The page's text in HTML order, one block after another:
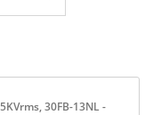
30FB-13NL -